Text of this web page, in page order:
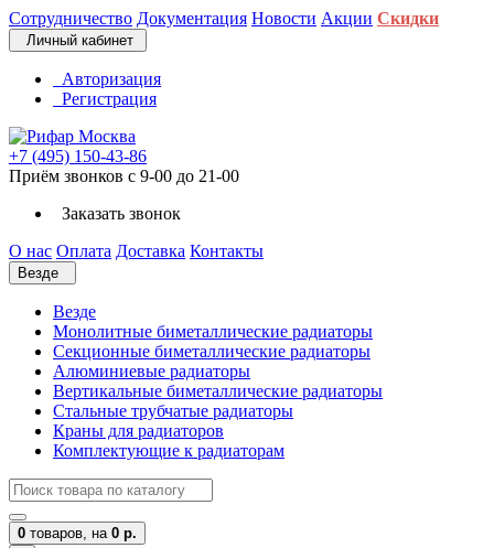
Сотрудничество Документация Новости Акции Скидки
Личный кабинет
Авторизация
Регистрация
+7 (495) 150-43-86
Приём звонков с 9-00 до 21-00
Заказать звонок
О нас Оплата Доставка Контакты
Везде
Везде
Монолитные биметаллические радиаторы
Секционные биметаллические радиаторы
Алюминиевые радиаторы
Вертикальные биметаллические радиаторы
Стальные трубчатые радиаторы
Краны для радиаторов
Комплектующие к радиаторам
0 товаров, на 0 р.